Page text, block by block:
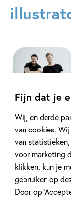
Fijn dat je
Wij, en derde
van cookies.
van
voor marketing
klikken, kun je
gebruiken op
Door op